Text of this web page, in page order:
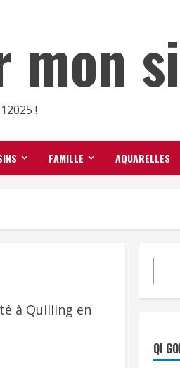
mon
!
FAMILLE AQUARELLES
à Quilling en
QI